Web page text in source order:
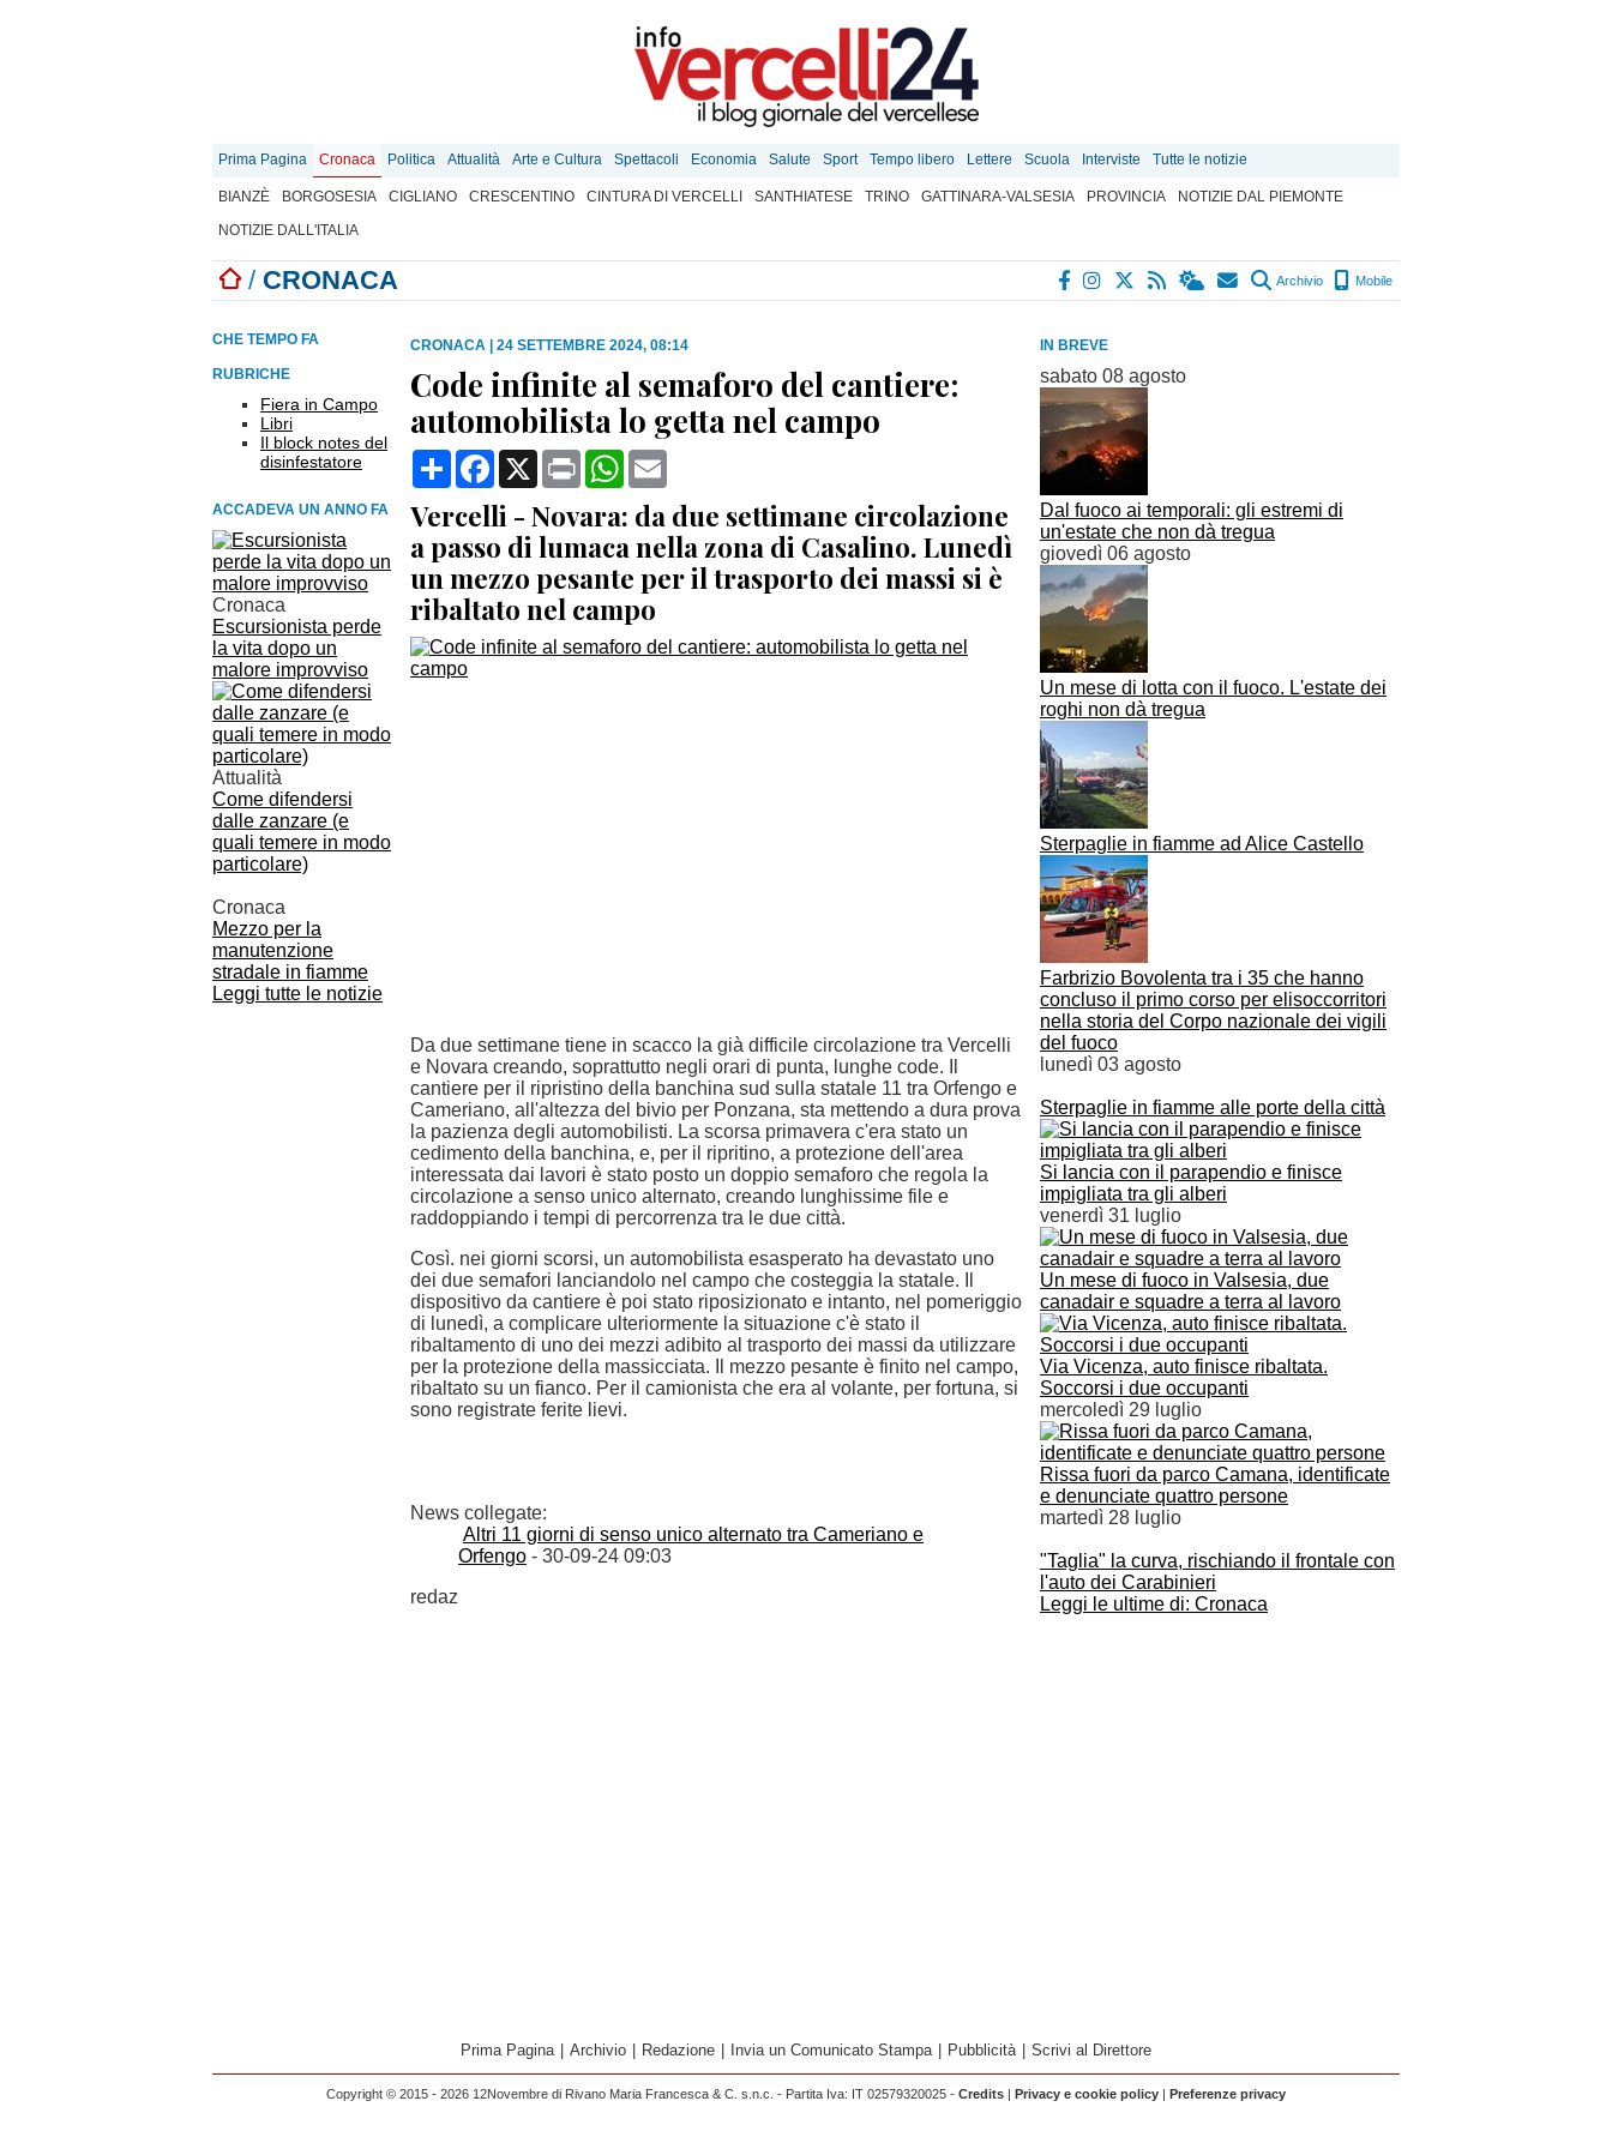
Prima Pagina Cronaca Politica Attualità Arte e Cultura Spettacoli Economia Salute Sport Tempo libero Lettere Scuola Interviste Tutte le notizie
BIANZÈ BORGOSESIA CIGLIANO CRESCENTINO CINTURA DI VERCELLI SANTHIATESE TRINO GATTINARA-VALSESIA PROVINCIA
NOTIZIE DAL PIEMONTE
NOTIZIE DALL'ITALIA
/ CRONACA Archivio Mobile
IN BREVE
sabato 08 agosto
Dal fuoco ai temporali: gli estremi di
un'estate che non dà tregua
giovedì 06 agosto
Un mese di lotta con il fuoco. L'estate dei
roghi non dà tregua
Sterpaglie in fiamme ad Alice Castello
Farbrizio Bovolenta tra i 35 che hanno
concluso il primo corso per elisoccorritori
nella storia del Corpo nazionale dei vigili
del fuoco
lunedì 03 agosto
Sterpaglie in fiamme alle porte della città
Si lancia con il parapendio e finisce
impigliata tra gli alberi
venerdì 31 luglio
Un mese di fuoco in Valsesia, due
canadair e squadre a terra al lavoro
Via Vicenza, auto finisce ribaltata.
Soccorsi i due occupanti
mercoledì 29 luglio
Rissa fuori da parco Camana, identificate
e denunciate quattro persone
martedì 28 luglio
"Taglia" la curva, rischiando il frontale con
l'auto dei Carabinieri
Leggi le ultime di: Cronaca
CHE TEMPO FA
RUBRICHE
Fiera in Campo
Libri
Il block notes del
disinfestatore
ACCADEVA UN ANNO FA
Cronaca
Escursionista perde
la vita dopo un
malore improvviso
Attualità
Come difendersi
dalle zanzare (e
quali temere in modo
particolare)
Cronaca
Mezzo per la
manutenzione
stradale in fiamme
Leggi tutte le notizie
CRONACA 24 SETTEMBRE 2024, 08:14
Code infinite al semaforo del cantiere:
automobilista lo getta nel campo
CondividiFacebook
X Print WhatsApp
Vercelli - Novara: da due settimane circolazione
a passo di lumaca nella zona di Casalino. Lunedì
un mezzo pesante per il trasporto dei massi si è
ribaltato nel campo
Da due settimane tiene in scacco la già difficile circolazione tra Vercelli
e Novara creando, soprattutto negli orari di punta, lunghe code. Il
cantiere per il ripristino della banchina sud sulla statale 11 tra Orfengo e
Cameriano, all'altezza del bivio per Ponzana, sta mettendo a dura prova
la pazienza degli automobilisti. La scorsa primavera c'era stato un
cedimento della banchina, e, per il ripritino, a protezione dell'area
interessata dai lavori è stato posto un doppio semaforo che regola la
circolazione a senso unico alternato, creando lunghissime file e
raddoppiando i tempi di percorrenza tra le due città.
Così. nei giorni scorsi, un automobilista esasperato ha devastato uno
dei due semafori lanciandolo nel campo che costeggia la statale. Il
dispositivo da cantiere è poi stato riposizionato e intanto, nel pomeriggio
di lunedì, a complicare ulteriormente la situazione c'è stato il
ribaltamento di uno dei mezzi adibito al trasporto dei massi da utilizzare
per la protezione della massicciata. Il mezzo pesante è finito nel campo,
ribaltato su un fianco. Per il camionista che era al volante, per fortuna, si
sono registrate ferite lievi.
News collegate:
Altri 11 giorni di senso unico alternato tra Cameriano e
Orfengo - 30-09-24 09:03
redaz
Prima Pagina Archivio Redazione Invia un Comunicato Stampa Pubblicità Scrivi al Direttore
Copyright © 2015 - 2026 12Novembre di Rivano Maria Francesca & C. s.n.c. - Partita Iva: IT 02579320025 - Credits | Privacy e cookie policy | Preferenze privacy